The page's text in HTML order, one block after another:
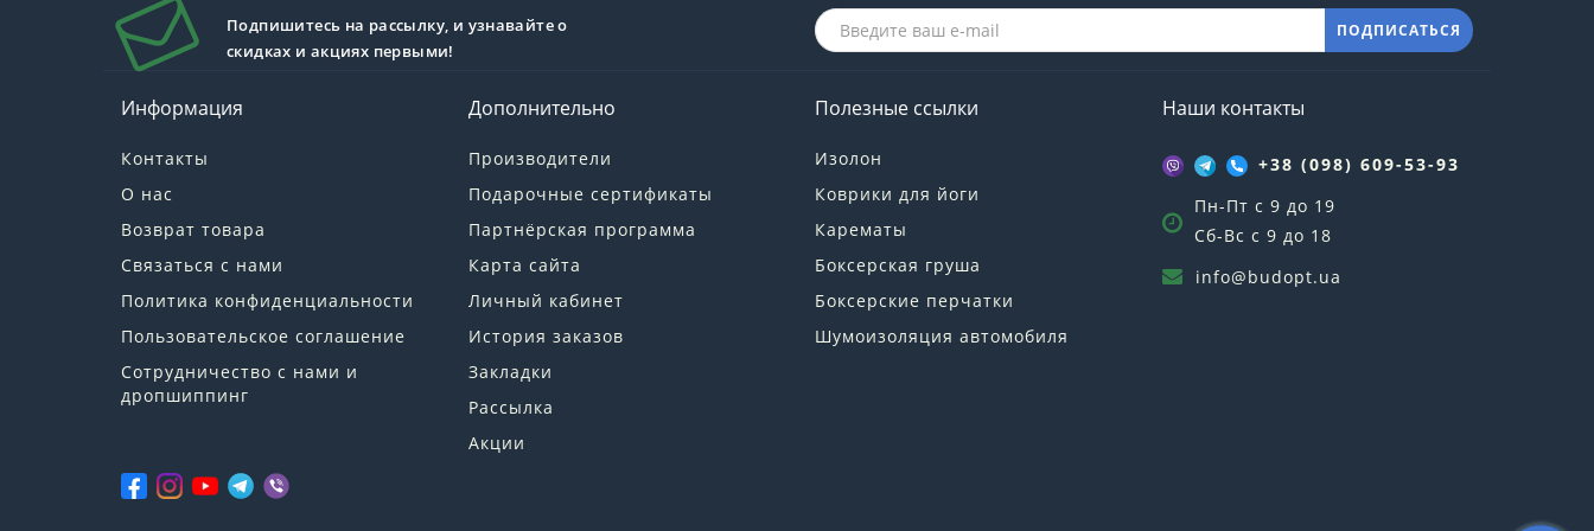
Подпишитесь на рассылку, и узнавайте о
скидках и акциях первыми!
ПОДПИСАТЬСЯ
Информация
Контакты
О нас
Возврат товара
Связаться с нами
Политика конфиденциальности
Пользовательское соглашение
Сотрудничество с нами и
дропшиппинг
Дополнительно
Производители
Подарочные сертификаты
Партнёрская программа
Карта сайта
Личный кабинет
История заказов
Закладки
Рассылка
Акции
Полезные ссылки
Изолон
Коврики для йоги
Карематы
Боксерская груша
Боксерские перчатки
Шумоизоляция автомобиля
Наши контакты
+38 (098) 609-53-93
Пн-Пт с 9 до 19
Сб-Вс с 9 до 18
info@budopt.ua